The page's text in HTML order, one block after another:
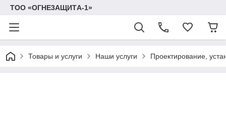
TOO «OГHE3AЩИTА-1»
Товары и услуги Наши услуги Проектирование,